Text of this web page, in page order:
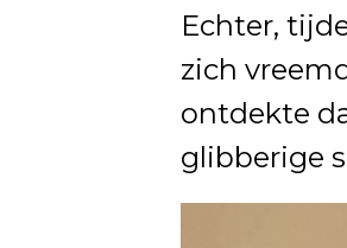
Echter,
zich
ontdekte
glibberige